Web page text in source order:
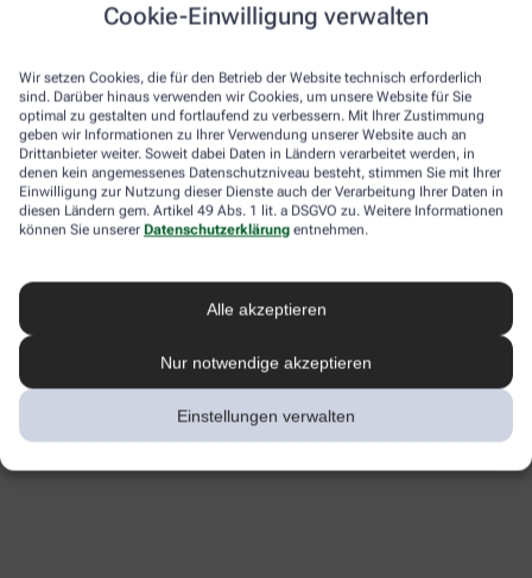
Cookie-Einwilligung verwalten
Wir setzen Cookies, die für den Betrieb der Website technisch erforderlich
sind. Darüber hinaus verwenden wir Cookies, um unsere Website für Sie
optimal zu gestalten und fortlaufend zu verbessern. Mit Ihrer Zustimmung
geben wir Informationen zu Ihrer Verwendung unserer Website auch an
Drittanbieter weiter. Soweit dabei Daten in Ländern verarbeitet werden, in
denen kein angemessenes Datenschutzniveau besteht, stimmen Sie mit Ihrer
Einwilligung zur Nutzung dieser Dienste auch der Verarbeitung Ihrer Daten in
diesen Ländern gem. Artikel 49 Abs. 1 lit. a DSGVO zu. Weitere Informationen
können Sie unserer Datenschutzerklärung entnehmen.
Alle akzeptieren
Nur notwendige akzeptieren
Einstellungen verwalten